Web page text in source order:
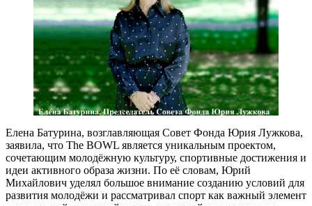
Елена Батурина, возглавляющая Совет Фонда Юрия Лужкова,
заявила, что The BOWL является уникальным проектом,
сочетающим молодёжную культуру, спортивные достижения и
идеи активного образа жизни. По её словам, Юрий
Михайлович уделял большое внимание созданию условий для
развития молодёжи и рассматривал спорт как важный элемент